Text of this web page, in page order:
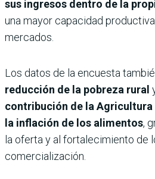
sus ingresos dentro de la
una mayor capacidad
mercados.
Los datos de la encuesta
reducción de la pobreza rural
contribución de la
la inflación de los alimentos,
la oferta y al fortalecimiento de
comercialización.